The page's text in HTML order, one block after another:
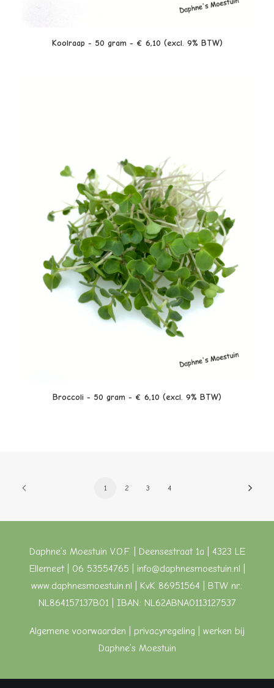
LEES VERDER
Koolraap - 50 gram - € 6,10 (excl. 9% BTW)
LEES VERDER
Broccoli - 50 gram - € 6,10 (excl. 9% BTW)
1 2 3 4
Daphne’s Moestuin V.O.F. | Deensestraat 1a | 4323 LE
Ellemeet | 06 53554765 | info@daphnesmoestuin.nl
www.daphnesmoestuin.nl | KvK 86951564 | BTW nr.:
NL864157137B01 | IBAN: NL62ABNA0113127537
Algemene voorwaarden | privacyregeling | werken bij
Daphne’s Moestuin